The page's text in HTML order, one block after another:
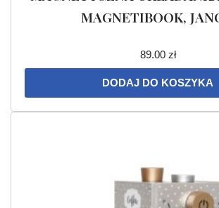
MAGNETIBOOK,
89.00 zł
DODAJ DO KOSZYKA